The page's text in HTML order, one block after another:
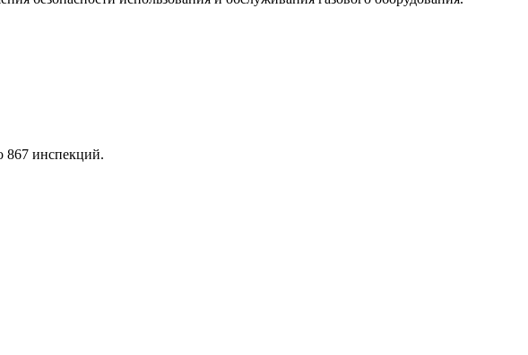
867 инспекций.